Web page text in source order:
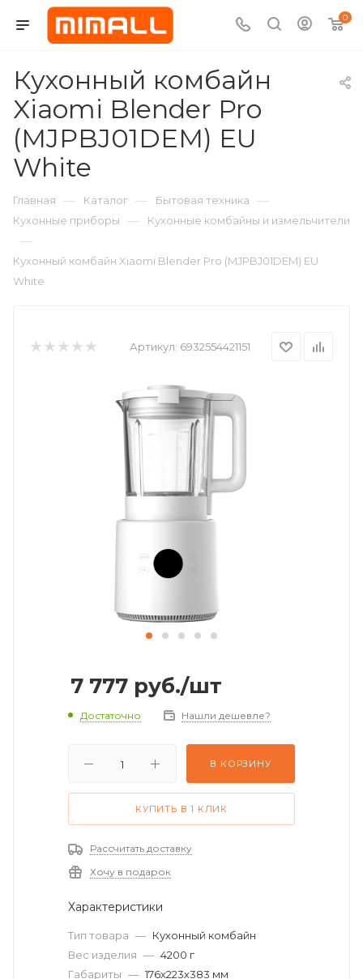
0
Кухонный комбайн
Xiaomi Blender Pro
(MJPBJ01DEM) EU
White
Главная — Каталог — Бытовая техника —
Кухонные приборы — Кухонные комбайны и измельчители
—
Кухонный комбайн Xiaomi Blender Pro (MJPBJ01DEM) EU
White
Артикул: 6932554421151
7 777 руб./шт
Достаточно Нашли дешевле?
В КОРЗИНУ
КУПИТЬ В 1 КЛИК
Рассчитать доставку
Хочу в подарок
Характеристики
Тип товара — Кухонный комбайн
Вес изделия — 4200 г
Габариты — 176х223х383 мм